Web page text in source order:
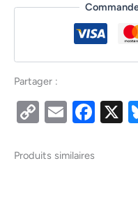
Partager :
CopyEmail X
Produits similaires